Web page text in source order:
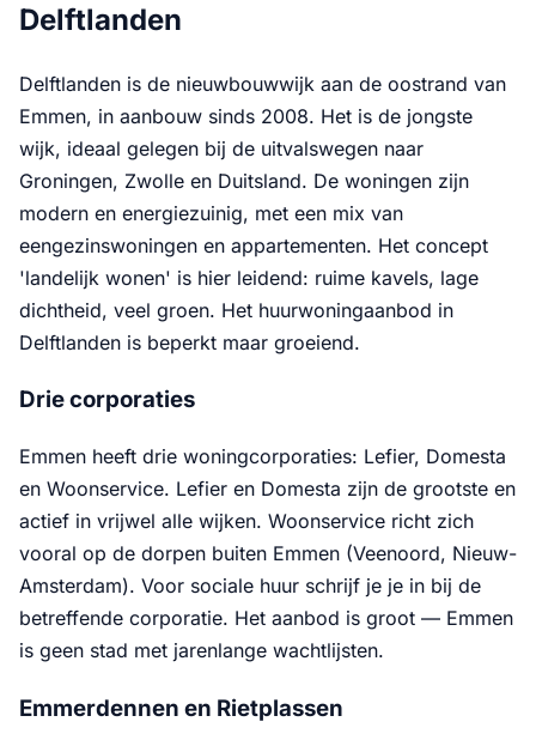
Delftlanden
Delftlanden is de nieuwbouwwijk aan de oostrand van
Emmen, in aanbouw sinds 2008. Het is de jongste
wijk, ideaal gelegen bij de uitvalswegen naar
Groningen, Zwolle en Duitsland. De woningen zijn
modern en energiezuinig, met een mix van
eengezinswoningen en appartementen. Het concept
'landelijk wonen' is hier leidend: ruime kavels, lage
dichtheid, veel groen. Het huurwoningaanbod in
Delftlanden is beperkt maar groeiend.
Drie corporaties
Emmen heeft drie woningcorporaties: Lefier, Domesta
en Woonservice. Lefier en Domesta zijn de grootste en
actief in vrijwel alle wijken. Woonservice richt zich
vooral op de dorpen buiten Emmen (Veenoord, Nieuw-
Amsterdam). Voor sociale huur schrijf je je in bij de
betreffende corporatie. Het aanbod is groot — Emmen
is geen stad met jarenlange wachtlijsten.
Emmerdennen en Rietplassen